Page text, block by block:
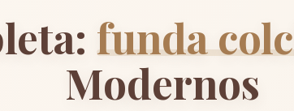
funda
Modernos